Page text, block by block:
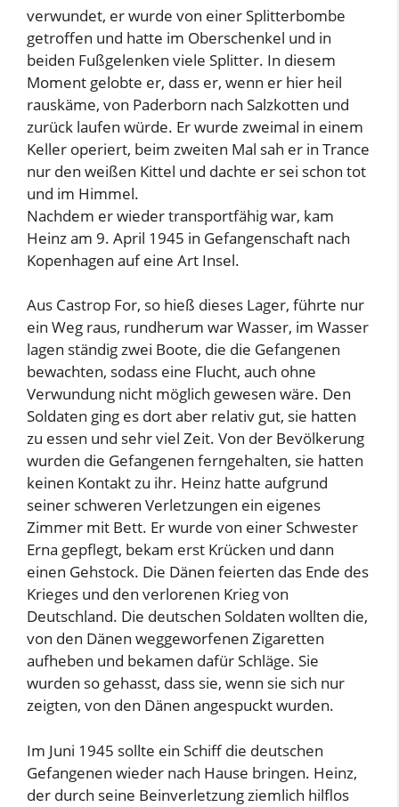
verwundet, er wurde von einer Splitterbombe
getroffen und hatte im Oberschenkel und in
beiden Fußgelenken viele Splitter. In diesem
Moment gelobte er, dass er, wenn er hier heil
rauskäme, von Paderborn nach Salzkotten und
zurück laufen würde. Er wurde zweimal in einem
Keller operiert, beim zweiten Mal sah er in Trance
nur den weißen Kittel und dachte er sei schon tot
und im Himmel.
Nachdem er wieder transportfähig war, kam
Heinz am 9. April 1945 in Gefangenschaft nach
Kopenhagen auf eine Art Insel.
Aus Castrop For, so hieß dieses Lager, führte nur
ein Weg raus, rundherum war Wasser, im Wasser
lagen ständig zwei Boote, die die Gefangenen
bewachten, sodass eine Flucht, auch ohne
Verwundung nicht möglich gewesen wäre. Den
Soldaten ging es dort aber relativ gut, sie hatten
zu essen und sehr viel Zeit. Von der Bevölkerung
wurden die Gefangenen ferngehalten, sie hatten
keinen Kontakt zu ihr. Heinz hatte aufgrund
seiner schweren Verletzungen ein eigenes
Zimmer mit Bett. Er wurde von einer Schwester
Erna gepflegt, bekam erst Krücken und dann
einen Gehstock. Die Dänen feierten das Ende des
Krieges und den verlorenen Krieg von
Deutschland. Die deutschen Soldaten wollten die,
von den Dänen weggeworfenen Zigaretten
aufheben und bekamen dafür Schläge. Sie
wurden so gehasst, dass sie, wenn sie sich nur
zeigten, von den Dänen angespuckt wurden.
Im Juni 1945 sollte ein Schiff die deutschen
Gefangenen wieder nach Hause bringen. Heinz,
der durch seine Beinverletzung ziemlich hilflos